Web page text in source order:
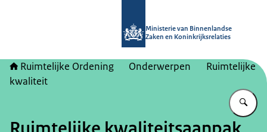
Ministerie van Binnenlandse
Zaken en Koninkrijksrelaties
Ruimtelijke Ordening Onderwerpen
Ruimtelijke
kwaliteit